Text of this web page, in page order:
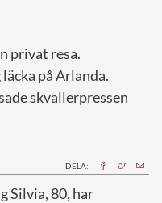
privat resa.
på Arlanda.
skvallerpressen
DELA:
Silvia, 80, har